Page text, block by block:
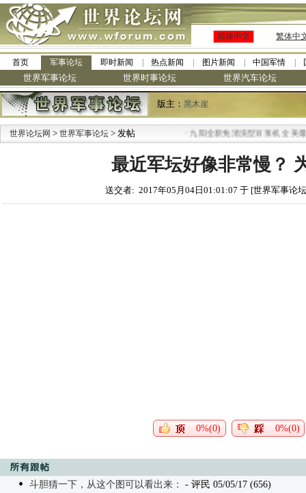
简体中文 繁体中
首页 军事论坛 即时新闻 热点新闻 图片新闻 中国军情
世界军事论坛 世界时事论坛 世界汽车论坛
版主： 黑木崖
世界论坛网 > 世界军事论坛 > 发帖 九阳全新免清洗型豆浆机 全美最低
最近军坛好像非常慢？
送交者: 2017年05月04日01:01:07 于 [世界军事论
0%(0) 0%(0)
斗胆猜一下，从这个图可以看出来：
- 评民 05/05/17 (656)